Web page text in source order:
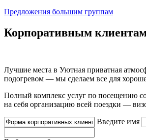
Предложения большим группам
Корпоративным
Лучшие места в Уютная приватная
подогревом — мы сделаем все для
Полный комплекс услуг по посещению
на себя организацию всей поездки —
Введите имя